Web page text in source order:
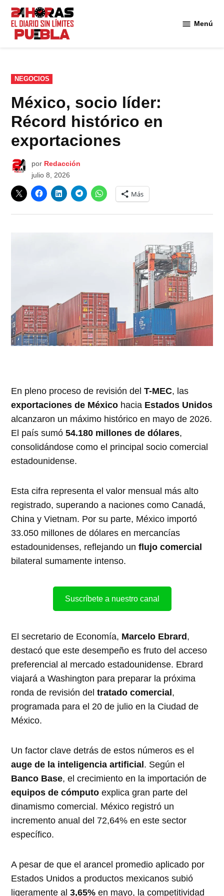
Saltar
contenido
Menú
PUBLICADO
EN
NEGOCIOS
México, socio líder:
Récord histórico en
exportaciones
por Redacción
julio 8, 2026
Más
En pleno proceso de revisión delT-MEC, las
exportaciones de México hacia Estados Unidos
alcanzaron un máximo histórico en mayo de 2026.
El país sumó54.180 millones de dólares,
consolidándose como el principal socio comercial
estadounidense.
Esta cifra representa el valor mensual más alto
registrado, superando a naciones como Canadá,
China y Vietnam. Por su parte, México importó
33.050 millones de dólares en mercancías
estadounidenses, reflejando unflujo comercial
bilateral sumamente intenso.
Suscríbete a nuestro canal
El secretario de Economía, Marcelo Ebrard,
destacó que este desempeño es fruto del acceso
preferencial al mercado estadounidense. Ebrard
viajará a Washington para preparar la próxima
ronda de revisión deltratado comercial,
programada para el 20 de julio en la Ciudad de
México.
Un factor clave detrás de estos números es el
auge de la inteligencia artificial. Según el
Banco Base, el crecimiento en la importación de
equipos de cómputo explica gran parte del
dinamismo comercial. México registró un
incremento anual del 72,64% en este sector
específico.
A pesar de que el arancel promedio aplicado por
Estados Unidos a productos mexicanos subió
ligeramente al3,65% en mayo, la competitividad